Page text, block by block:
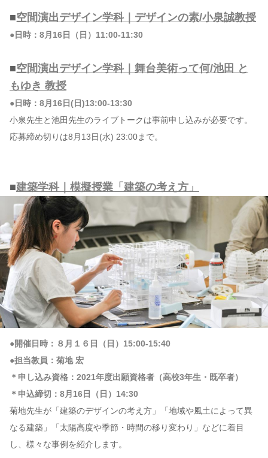
■空間演出デザイン学科｜デザインの素/小泉誠教授
●日時：8月16日（日）11:00-11:30
■空間演出デザイン学科｜舞台美術って何/池田 と
もゆき 教授
●日時：8月16日(日)13:00-13:30
小泉先生と池田先生のライブトークは事前申し込みが必要です。
応募締め切りは8月13日(水) 23:00まで。
■建築学科｜模擬授業「建築の考え方」
●開催日時：８月１６日（日）15:00-15:40
●担当教員：菊地 宏
＊申し込み資格：2021年度出願資格者（高校3年生・既卒者）
＊申込締切：8月16日（日）14:30
菊地先生が「建築のデザインの考え方」「地域や風土によって異
なる建築」「太陽高度や季節・時間の移り変わり」などに着目
し、様々な事例を紹介します。